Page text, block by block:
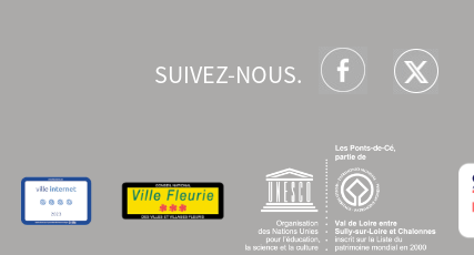
SUIVEZ-NOUS.